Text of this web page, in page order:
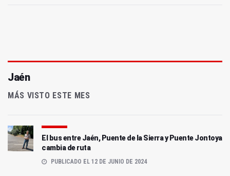
Jaén
MÁS VISTO ESTE MES
El bus entre Jaén, Puente de la Sierra y Puente Jontoya
cambia de ruta
PUBLICADO EL 12 DE JUNIO DE 2024